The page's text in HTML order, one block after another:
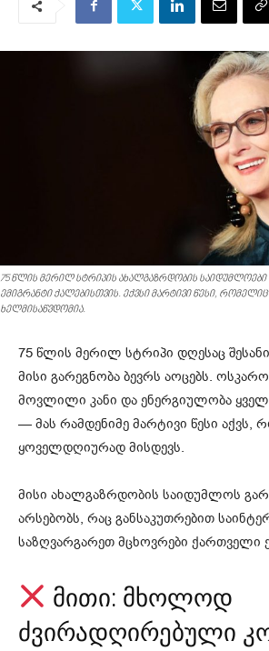
75 წლის მერილ სტრიპის ახალგაზრდობის
ემიგრანტი ქალებისთვის. ექვსი მარტივი წესი,
ხელმისაწვდომია.
75 წლის მერილ სტრიპი დღესაც
მისი გარეგნობა ბევრს აოცებს.
მოვლილი კანი და ენერგიულობა
— მას რამდენიმე მარტივი წესი აქვს,
ყოველდღიურად მისდევს.
მისი ახალგაზრდობის საიდუმლოს
არსებობს, რაც განსაკუთრებით
საზღვარგარეთ მცხოვრები ქართველი
მითი: მხოლოდ
ძვირადღირებული